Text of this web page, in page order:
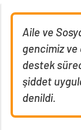
Aile ve
gencimiz ve
destek
şiddet
denildi.